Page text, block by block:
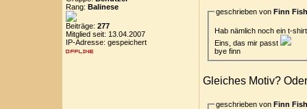
Rang: Balinese
Beiträge: 277
Mitglied seit: 13.04.2007
IP-Adresse: gespeichert
geschrieben vonFinn
Hab nämlich noch ein t-
Eins, das mir passt
bye finn
Gleiches Motiv?
geschrieben vonFinn